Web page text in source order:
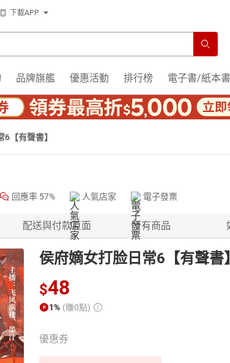
下載APP
品牌旗艦 優惠活動 排行榜 電子書/紙本書
【有聲書】
回應率 57% 人氣店家 電子發票
配送與付款頁面 所有商品
侯府嫡女打脸日常6【有聲書
$48
1% (賺0點)
優惠券